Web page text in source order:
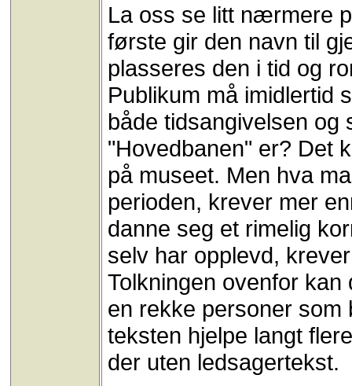
La oss se litt nærmere
første gir den navn til
plasseres den i tid og
Publikum må imidlertid
både tidsangivelsen og
"Hovedbanen" er? Det
på museet. Men hva
perioden, krever mer
danne seg et rimelig
selv har opplevd,
Tolkningen ovenfor
en rekke personer som
teksten hjelpe langt
der uten ledsagertekst.